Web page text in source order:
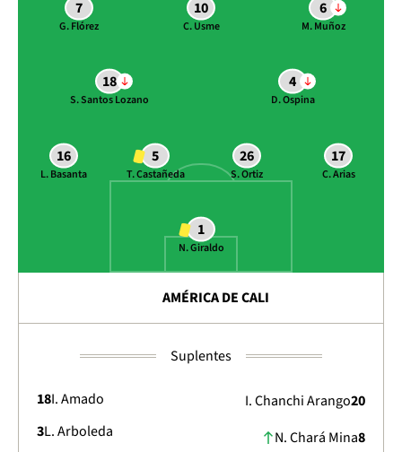
1
N. Giraldo
17
C. Arias
26
S. Ortiz
5
T. Castañeda
16
L. Basanta
4
D. Ospina
18
S. Santos Lozano
6
M. Muñoz
10
C. Usme
7
G. Flórez
AMÉRICA DE CALI
Suplentes
18I. Amado
3L. Arboleda
20
I. Chanchi Arango
8
N. Chará Mina